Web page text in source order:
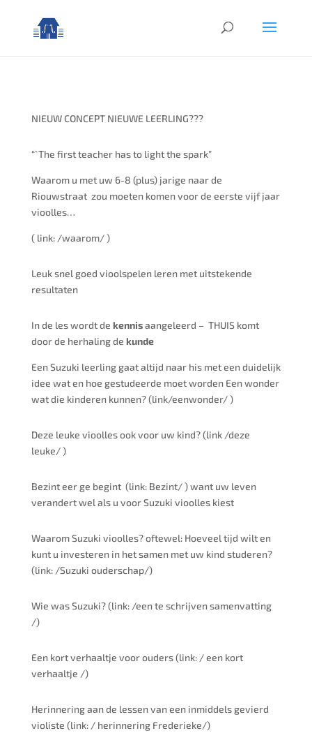
NIEUW CONCEPT NIEUWE LEERLING???
“`The first teacher has to light the spark”
Waarom u met uw 6-8 (plus) jarige naar de
Riouwstraat zou moeten komen voor de eerste vijf jaar
vioolles…
( link: /waarom/ )
Leuk snel goed vioolspelen leren met uitstekende
resultaten
In de les wordt de kennisaangeleerd – THUIS komt
door de herhaling de kunde
Een Suzuki leerling gaat altijd naar his met een duidelijk
idee wat en hoe gestudeerde moet worden Een wonder
wat die kinderen kunnen? (link/eenwonder/ )
Deze leuke vioolles ook voor uw kind? (link /deze
leuke/ )
Bezint eer ge begint (link: Bezint/ ) want uw leven
verandert wel als u voor Suzuki vioolles kiest
Waarom Suzuki vioolles? oftewel: Hoeveel tijd wilt en
kunt u investeren in het samen met uw kind studeren?
(link: /Suzuki ouderschap/)
Wie was Suzuki? (link: /een te schrijven samenvatting
/)
Een kort verhaaltje voor ouders (link: / een kort
verhaaltje /)
Herinnering aan de lessen van een inmiddels gevierd
violiste (link: / herinnering Frederieke/)